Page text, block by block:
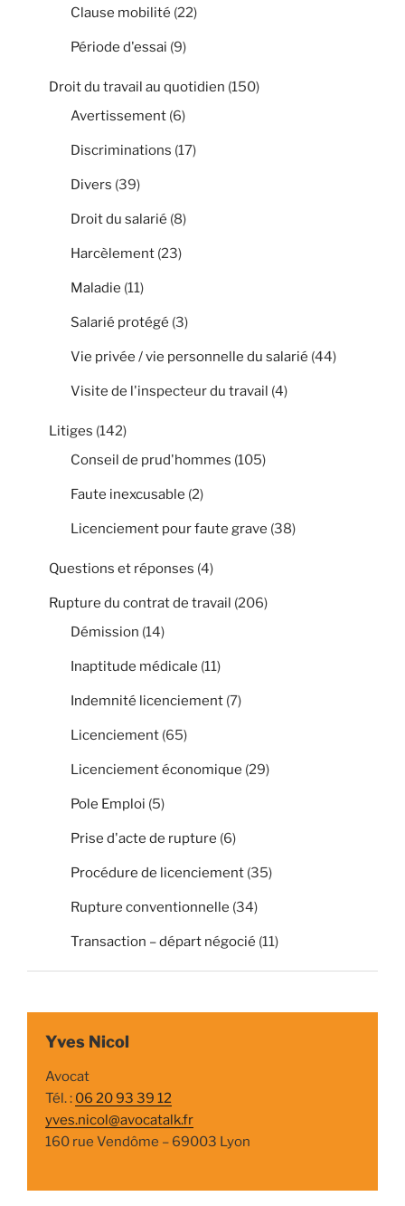
Clause mobilité (22)
Période d'essai (9)
Droit du travail au quotidien (150)
Avertissement (6)
Discriminations (17)
Divers (39)
Droit du salarié (8)
Harcèlement (23)
Maladie (11)
Salarié protégé (3)
Vie privée / vie personnelle du salarié (44)
Visite de l'inspecteur du travail (4)
Litiges (142)
Conseil de prud'hommes (105)
Faute inexcusable (2)
Licenciement pour faute grave (38)
Questions et réponses (4)
Rupture du contrat de travail (206)
Démission (14)
Inaptitude médicale (11)
Indemnité licenciement (7)
Licenciement (65)
Licenciement économique (29)
Pole Emploi (5)
Prise d'acte de rupture (6)
Procédure de licenciement (35)
Rupture conventionnelle (34)
Transaction – départ négocié (11)
Yves Nicol
Avocat
Tél. : 06 20 93 39 12
yves.nicol@avocatalk.fr
160 rue Vendôme – 69003 Lyon